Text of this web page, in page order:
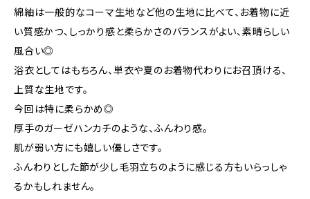
綿紬は一般的なコーマ生地など他の生地に比べて、お着物に近
い質感かつ、しっかり感と柔らかさのバランスがよい、素晴らしい
風合い◎
浴衣としてはもちろん、単衣や夏のお着物代わりにお召頂ける、
上質な生地です。
今回は特に柔らかめ◎
厚手のガーゼハンカチのような、ふんわり感。
肌が弱い方にも嬉しい優しさです。
ふんわりとした節が少し毛羽立ちのように感じる方もいらっしゃ
るかもしれません。